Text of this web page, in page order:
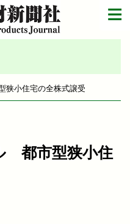
狭小住宅の全株式譲受
都市型狭小住